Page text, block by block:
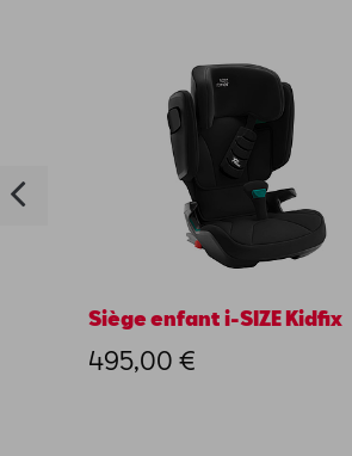
Siège enfant i-SIZE Kidfix
495,00 €